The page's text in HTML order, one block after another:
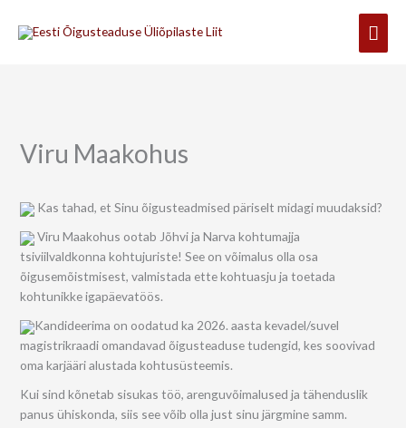
Viru Maakohus
Kas tahad, et Sinu õigusteadmised päriselt midagi muudaksid?
Viru Maakohus ootab Jõhvi ja Narva kohtumajja
tsiviilvaldkonna kohtujuriste! See on võimalus olla osa
õigusemõistmisest, valmistada ette kohtuasju ja toetada
kohtunikke igapäevatöös.
Kandideerima on oodatud ka 2026. aasta kevadel/suvel
magistrikraadi omandavad õigusteaduse tudengid, kes soovivad
oma karjääri alustada kohtusüsteemis.
Kui sind kõnetab sisukas töö, arenguvõimalused ja tähenduslik
panus ühiskonda, siis see võib olla just sinu järgmine samm.